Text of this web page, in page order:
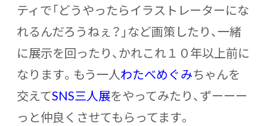
ティで「どうやったらイラストレーターにな
れるんだろうねぇ？」など画策したり、一緒
に展示を回ったり、かれこれ１０年以上前に
なります。もう一人わたべめぐみちゃんを
交えてSNS三人展をやってみたり、ずーーー
っと仲良くさせてもらってます。